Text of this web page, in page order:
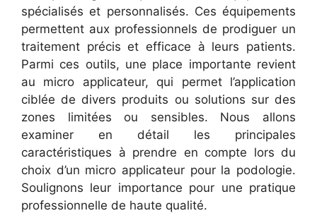
spécialisés et personnalisés. Ces équipements
permettent aux professionnels de prodiguer un
traitement précis et efficace à leurs patients.
Parmi ces outils, une place importante revient
au micro applicateur, qui permet l’application
ciblée de divers produits ou solutions sur des
zones limitées ou sensibles. Nous allons
examiner en détail les principales
caractéristiques à prendre en compte lors du
choix d’un micro applicateur pour la podologie.
Soulignons leur importance pour une pratique
professionnelle de haute qualité.